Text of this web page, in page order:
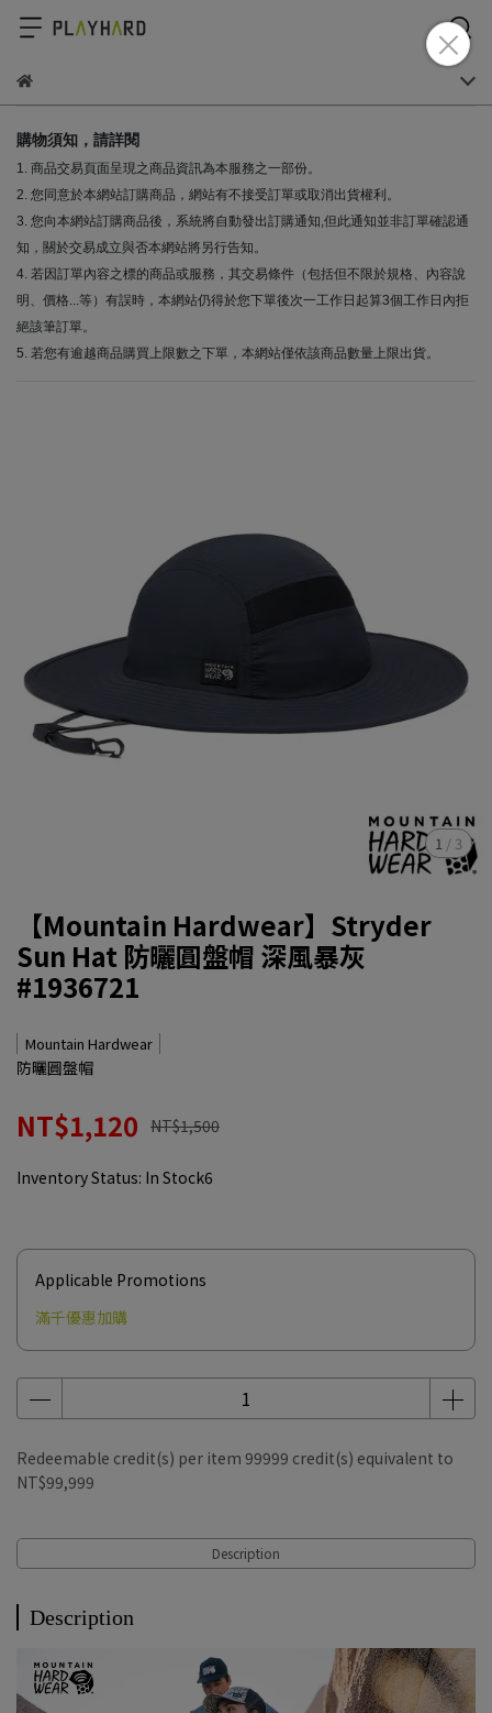
購物須知，請詳閱
1. 商品交易頁面呈現之商品資訊為本服務之一部份。
2. 您同意於本網站訂購商品，網站有不接受訂單或取消出貨權利。
3. 您向本網站訂購商品後，系統將自動發出訂購通知,但此通知並非訂單確認通
知，關於交易成立與否本網站將另行告知。
4. 若因訂單內容之標的商品或服務，其交易條件（包括但不限於規格、內容說
明、價格...等）有誤時，本網站仍得於您下單後次一工作日起算3個工作日內拒
絕該筆訂單。
5. 若您有逾越商品購買上限數之下單，本網站僅依該商品數量上限出貨。
1 / 3
【Mountain Hardwear】Stryder
Sun Hat 防曬圓盤帽 深風暴灰
#1936721
Mountain Hardwear
防曬圓盤帽
NT$1,120 NT$1,500
Inventory Status: In Stock6
Applicable Promotions
滿千優惠加購
Redeemable credit(s) per item 99999 credit(s) equivalent to
NT$99,999
Description
Description